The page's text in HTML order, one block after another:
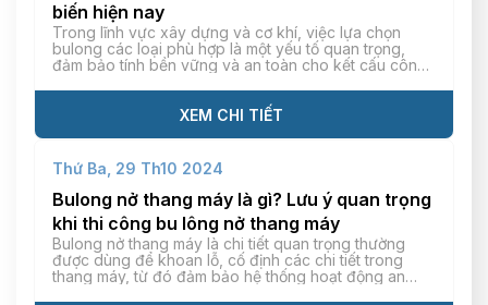
biến hiện nay
Trong lĩnh vực xây dựng và cơ khí, việc lựa chọn
bulong các loại phù hợp là một yếu tố quan trọng,
đảm bảo tính bền vững và an toàn cho kết cấu công
XEM CHI TIẾT
Thứ Ba, 29 Th10 2024
Bulong nở thang máy là gì? Lưu ý quan trọng
khi thi công bu lông nở thang máy
Bulong nở thang máy là chi tiết quan trọng thường
được dùng để khoan lỗ, cố định các chi tiết trong
thang máy, từ đó đảm bảo hệ thống hoạt động an